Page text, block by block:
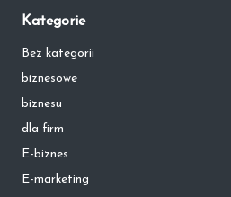
Kategorie
Bez kategorii
biznesowe
biznesu
dla firm
E-biznes
E-marketing